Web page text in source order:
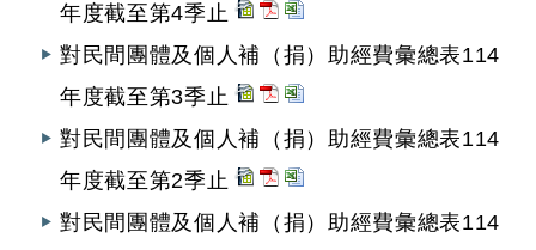
年度截至第4季止
對民間團體及個人補（捐）助經費彙總表114
年度截至第3季止
對民間團體及個人補（捐）助經費彙總表114
年度截至第2季止
對民間團體及個人補（捐）助經費彙總表114